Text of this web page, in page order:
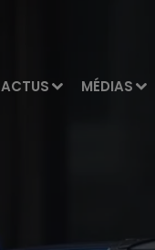
ACTUS MÉDIAS